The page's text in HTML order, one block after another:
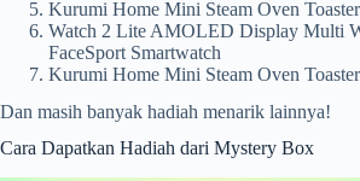
Kurumi Home Mini Steam Oven
Watch 2 Lite AMOLED Display Multi
FaceSport Smartwatch
Kurumi Home Mini Steam Oven
Dan masih banyak hadiah menarik lainnya!
Cara Dapatkan Hadiah dari Mystery Box